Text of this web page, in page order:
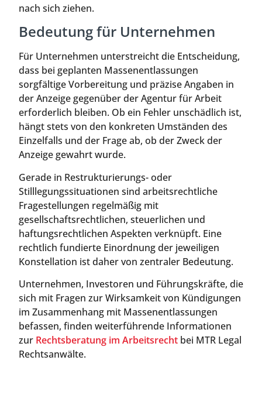
nach sich ziehen.
Bedeutung für Unternehmen
Für Unternehmen unterstreicht die Entscheidung,
dass bei geplanten Massenentlassungen
sorgfältige Vorbereitung und präzise Angaben in
der Anzeige gegenüber der Agentur für Arbeit
erforderlich bleiben. Ob ein Fehler unschädlich ist,
hängt stets von den konkreten Umständen des
Einzelfalls und der Frage ab, ob der Zweck der
Anzeige gewahrt wurde.
Gerade in Restrukturierungs- oder
Stilllegungssituationen sind arbeitsrechtliche
Fragestellungen regelmäßig mit
gesellschaftsrechtlichen, steuerlichen und
haftungsrechtlichen Aspekten verknüpft. Eine
rechtlich fundierte Einordnung der jeweiligen
Konstellation ist daher von zentraler Bedeutung.
Unternehmen, Investoren und Führungskräfte, die
sich mit Fragen zur Wirksamkeit von Kündigungen
im Zusammenhang mit Massenentlassungen
befassen, finden weiterführende Informationen
zur Rechtsberatung im Arbeitsrecht bei MTR Legal
Rechtsanwälte.